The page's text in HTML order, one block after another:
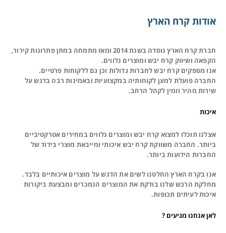
אודות קרח הארץ
חברת קרח הארץ נוסדה בשנת 2014 ומאז מתמחה במתן פתרונות קירור,
הקפאה ושיווק קרח יבש ומוצרים נלווים.
אנו מספקים קרח יבש לחברות גדולות וכן גם ללקוחות פרטיים.
החברה פועלת למען לקוחותיה במקצועיות ובאמינות רבה בדגש על
שירות מהיר וזמין לקהל הרחב.
איכות
אצלנו תוכלו למצוא קרח יבש ומוצרים נלווים במחירים אטרקטיביים
ביותר. החברה משווקת קרח יבש איכותי ומייבאת מוצרי בידוד של
החברות הידועות ביותר.
אנו בקרח הארץ החלטנו לשים את הדגש על מוצרים איכותיים בלבד.
מחלקת הרכש שלנו בודקת את המוצרים הנמכרים ומבצעת ביקורות
איכות לעיתים תכופות.
לאן אנחנו מגיעים ?